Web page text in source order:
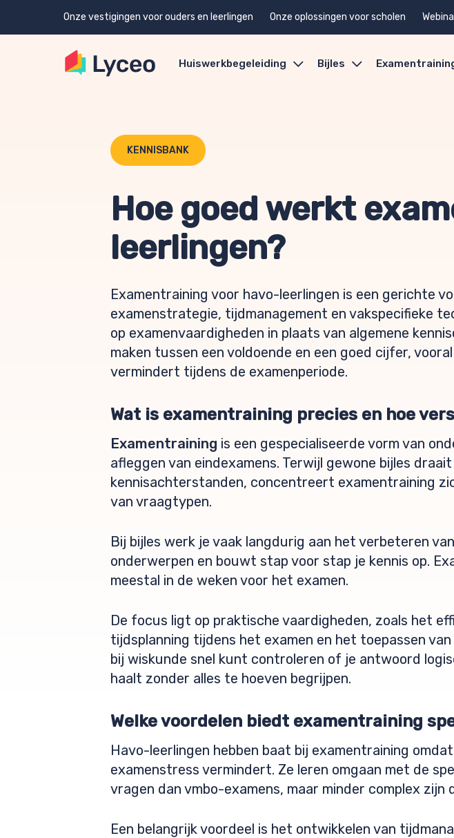
Onze vestigingen voor ouders en leerlingen Onze oplossingen voor scholen
Huiswerkbegeleiding Bijles
KENNISBANK
Hoe goed werkt
leerlingen?
Examentraining voor havo-leerlingen is een gerichte
examenstrategie, tijdmanagement en vakspecifieke
op examenvaardigheden in plaats van algemene
maken tussen een voldoende en een goed cijfer,
vermindert tijdens de examenperiode.
Wat is examentraining precies en hoe
Examentraining is een gespecialiseerde vorm van
afleggen van eindexamens. Terwijl gewone bijles
kennisachterstanden, concentreert examentraining
van vraagtypen.
Bij bijles werk je vaak langdurig aan het verbeteren
onderwerpen en bouwt stap voor stap je kennis op.
meestal in de weken voor het examen.
De focus ligt op praktische vaardigheden, zoals het
tijdsplanning tijdens het examen en het toepassen
bij wiskunde snel kunt controleren of je antwoord
haalt zonder alles te hoeven begrijpen.
Welke voordelen biedt examentraining
Havo-leerlingen hebben baat bij examentraining
examenstress vermindert. Ze leren omgaan met de
vragen dan vmbo-examens, maar minder complex zijn
Een belangrijk voordeel is het ontwikkelen van